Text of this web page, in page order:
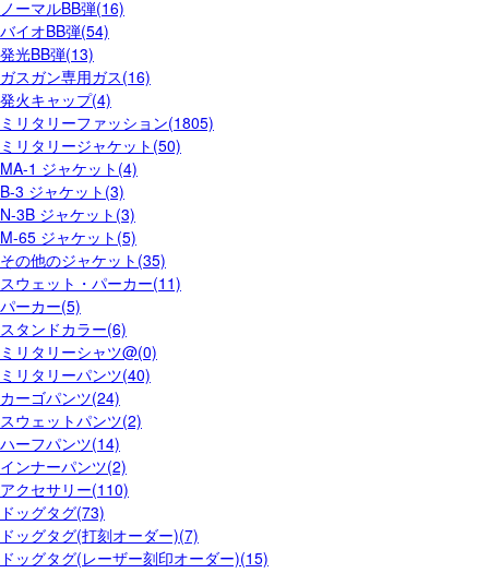
ノーマルBB弾(16)
バイオBB弾(54)
発光BB弾(13)
ガスガン専用ガス(16)
発火キャップ(4)
ミリタリーファッション(1805)
ミリタリージャケット(50)
MA-1 ジャケット(4)
B-3 ジャケット(3)
N-3B ジャケット(3)
M-65 ジャケット(5)
その他のジャケット(35)
スウェット・パーカー(11)
パーカー(5)
スタンドカラー(6)
ミリタリーシャツ@(0)
ミリタリーパンツ(40)
カーゴパンツ(24)
スウェットパンツ(2)
ハーフパンツ(14)
インナーパンツ(2)
アクセサリー(110)
ドッグタグ(73)
ドッグタグ(打刻オーダー)(7)
ドッグタグ(レーザー刻印オーダー)(15)